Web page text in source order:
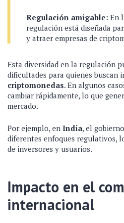
Regulación amigable: En
regulación está diseñada
y atraer empresas de
Esta diversidad en la regulación
dificultades para quienes buscan
criptomonedas. En algunos
cambiar rápidamente, lo que
mercado.
Por ejemplo, en India, el
diferentes enfoques regulativos,
de inversores y usuarios.
Impacto en el
internacional